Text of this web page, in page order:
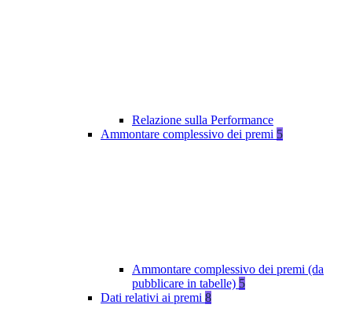
Relazione sulla Performance
Ammontare complessivo dei premi 5
Ammontare complessivo dei premi (da
pubblicare in tabelle) 5
Dati relativi ai premi 8